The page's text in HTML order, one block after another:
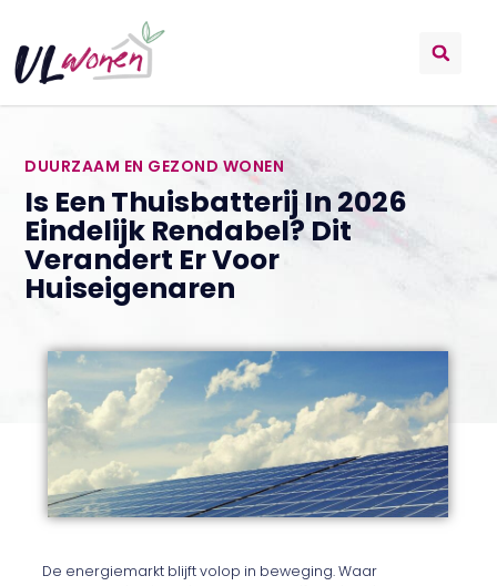
DUURZAAM EN GEZOND WONEN
Is Een Thuisbatterij In 2026
Eindelijk Rendabel? Dit
Verandert Er Voor
Huiseigenaren
De energiemarkt blijft volop in beweging. Waar